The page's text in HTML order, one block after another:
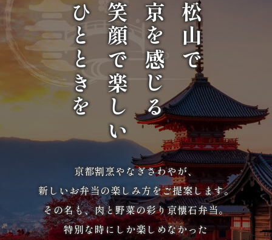
ン
か
ら
選
の
集
松山で
京を感じる
笑顔で楽しい
ひとときを
京都割烹やなぎさわやが、
新しいお弁当の楽しみ方をご提案します。
その名も、肉と野菜の彩り京懐石弁当。
特別な時にしか楽しめなかった